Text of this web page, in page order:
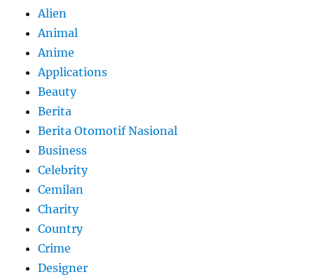
Alien
Animal
Anime
Applications
Beauty
Berita
Berita Otomotif Nasional
Business
Celebrity
Cemilan
Charity
Country
Crime
Designer